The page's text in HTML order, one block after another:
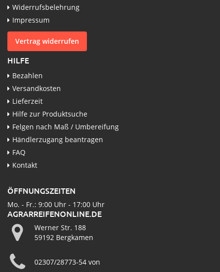
Widerrufsbelehrung
Impressum
Vertrag widerrufen
HILFE
Bezahlen
Versandkosten
Lieferzeit
Hilfe zur Produktsuche
Felgen nach Maß / Umbereifung
Händlerzugang beantragen
FAQ
Kontakt
ÖFFNUNGSZEITEN
Mo. - Fr.: 9:00 Uhr - 17:00 Uhr
AGRARREIFENONLINE.DE
Werner Str. 188
59192 Bergkamen
02307/28773-54 von